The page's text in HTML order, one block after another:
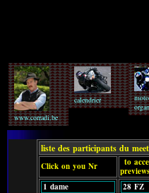
www.corradi.be
calendrier
liste des participants du
Click on you Nr
to
1 dame
28 FZ